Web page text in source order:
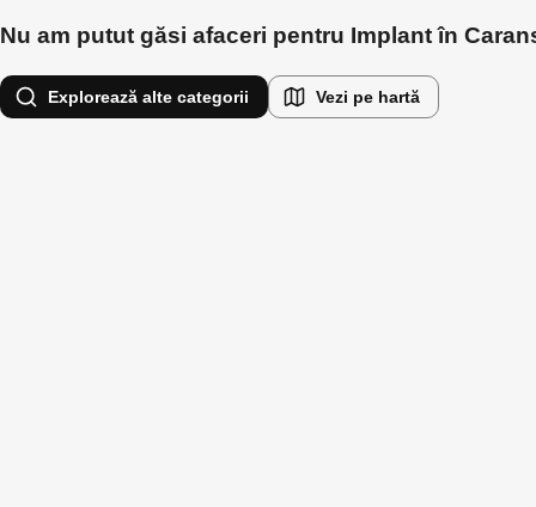
Nu am putut găsi afaceri pentru Implant în
Explorează alte categorii Vezi pe hartă